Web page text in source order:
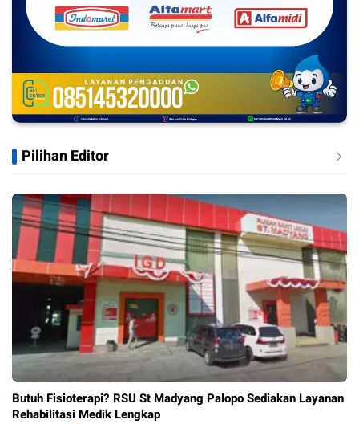
Pilihan Editor
Butuh Fisioterapi? RSU St Madyang Palopo Sediakan Layanan
Rehabilitasi Medik Lengkap